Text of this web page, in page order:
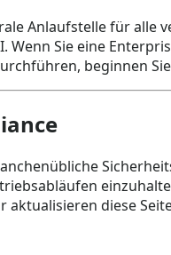
Anlaufstelle für alle
Wenn Sie eine
beginnen Sie
diese